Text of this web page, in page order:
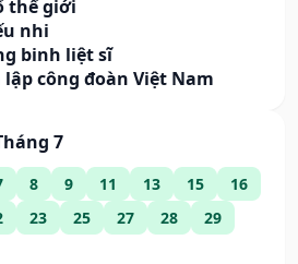
thế giới
nhi
binh liệt sĩ
công đoàn Việt Nam
7
8 9 11 13 15
16
23 25 27 28
29